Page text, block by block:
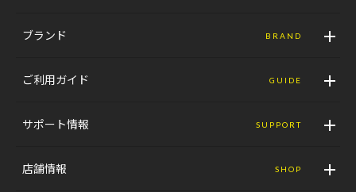
ブランド BRAND
ご利用ガイド GUIDE
サポート情報 SUPPORT
店舗情報 SHOP